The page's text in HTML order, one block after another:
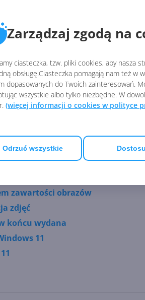
Zarządzaj zgodą na
ciasteczka, tzw. pliki cookies, aby nasza
obsługę.Ciasteczka pomagają nam też w
dopasowanych do Twoich zainteresowań.
wszystkie albo tylko niezbędne. W
(więcej informacji o cookies w polityce
Odrzuć wszystkie
aby uzyskać szczegółowe opisy
Gdy używasz tej akcji po
lokalnie na Twoim urządzeniu,
udostępniana Windows
Copilot+ PCs napędzanych przez
Sporo nowych funkcji AI
zawartości obrazów
zdjęć
końcu wydana
11